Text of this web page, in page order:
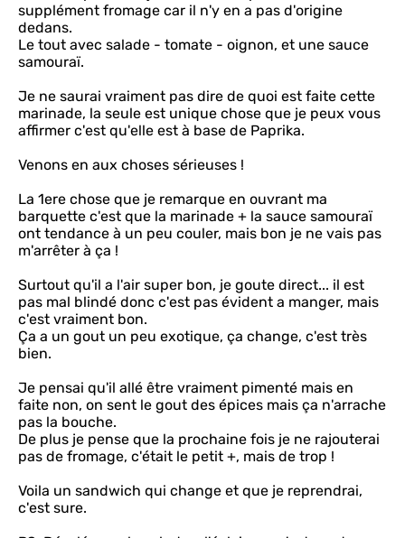
supplément fromage car il n'y en a pas d'origine
dedans.
Le tout avec salade - tomate - oignon, et une sauce
samouraï.
Je ne saurai vraiment pas dire de quoi est faite cette
marinade, la seule est unique chose que je peux vous
affirmer c'est qu'elle est à base de Paprika.
Venons en aux choses sérieuses !
La 1ere chose que je remarque en ouvrant ma
barquette c'est que la marinade + la sauce samouraï
ont tendance à un peu couler, mais bon je ne vais pas
m'arrêter à ça !
Surtout qu'il a l'air super bon, je goute direct... il est
pas mal blindé donc c'est pas évident a manger, mais
c'est vraiment bon.
Ça a un gout un peu exotique, ça change, c'est très
bien.
Je pensai qu'il allé être vraiment pimenté mais en
faite non, on sent le gout des épices mais ça n'arrache
pas la bouche.
De plus je pense que la prochaine fois je ne rajouterai
pas de fromage, c'était le petit +, mais de trop !
Voila un sandwich qui change et que je reprendrai,
c'est sure.